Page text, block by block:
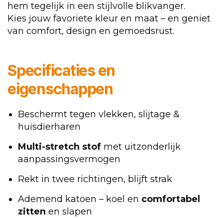
hem tegelijk in een stijlvolle blikvanger.
Kies jouw favoriete kleur en maat – en geniet
van comfort, design en gemoedsrust.
Specificaties en
eigenschappen
Beschermt tegen vlekken, slijtage &
huisdierharen
Multi-stretch stof met uitzonderlijk
aanpassingsvermogen
Rekt in twee richtingen, blijft strak
Ademend katoen – koel en comfortabel
zitten en slapen